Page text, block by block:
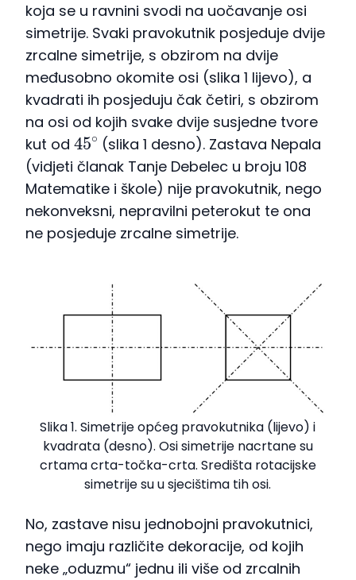
koja se u ravnini svodi na uočavanje osi
simetrije. Svaki pravokutnik posjeduje dvije
zrcalne simetrije, s obzirom na dvije
međusobno okomite osi (slika 1 lijevo), a
kvadrati ih posjeduju čak četiri, s obzirom
na osi od kojih svake dvije susjedne tvore
kut od
45∘
(slika 1 desno). Zastava Nepala
(vidjeti članak Tanje Debelec u broju 108
Matematike i škole) nije pravokutnik, nego
nekonveksni, nepravilni peterokut te ona
ne posjeduje zrcalne simetrije.
Slika 1. Simetrije općeg pravokutnika (lijevo) i
kvadrata (desno). Osi simetrije nacrtane su
crtama crta-točka-crta. Središta rotacijske
simetrije su u sjecištima tih osi.
No, zastave nisu jednobojni pravokutnici,
nego imaju različite dekoracije, od kojih
neke „oduzmu“ jednu ili više od zrcalnih